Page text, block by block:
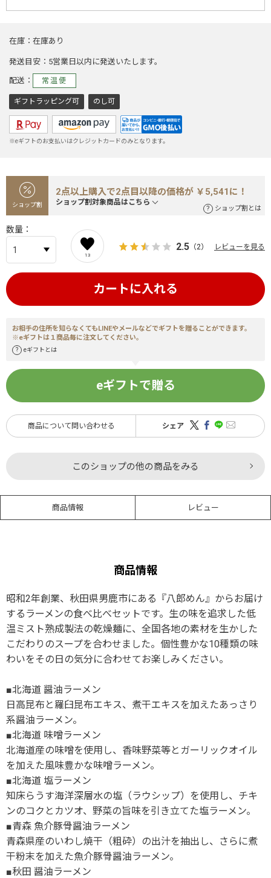
在庫 在庫あり
発送目安 5営業日以内に発送いたします。
配送 常温便
ギフトラッピング可 のし可
※eギフトのお支払いはクレジットカードのみとなります。
ショップ割
2点以上購入で2点目以降の価格が ￥5,541に！
ショップ割対象商品はこちら
ショップ割とは
数量
13
2.5 （2） レビューを見る
カートに入れる
お相手の住所を知らなくてもLINEやメールなどでギフトを贈ることができます。
※eギフトは１商品毎に注文してください。
eギフトとは
eギフトで贈る
商品について問い合わせる シェア
このショップの他の商品をみる
商品情報 レビュー
商品情報
昭和2年創業、秋田県男鹿市にある『八郎めん』からお届け
するラーメンの食べ比べセットです。生の味を追求した低
温ミスト熟成製法の乾燥麺に、全国各地の素材を生かした
こだわりのスープを合わせました。個性豊かな10種類の味
わいをその日の気分に合わせてお楽しみください。
■北海道 醤油ラーメン
日高昆布と羅臼昆布エキス、煮干エキスを加えたあっさり
系醤油ラーメン。
■北海道 味噌ラーメン
北海道産の味噌を使用し、香味野菜等とガーリックオイル
を加えた風味豊かな味噌ラーメン。
■北海道 塩ラーメン
知床らうす海洋深層水の塩（ラウシップ）を使用し、チキ
ンのコクとカツオ、野菜の旨味を引き立てた塩ラーメン。
■青森 魚介豚骨醤油ラーメン
青森県産のいわし焼干（粗砕）の出汁を抽出し、さらに煮
干粉末を加えた魚介豚骨醤油ラーメン。
■秋田 醤油ラーメン